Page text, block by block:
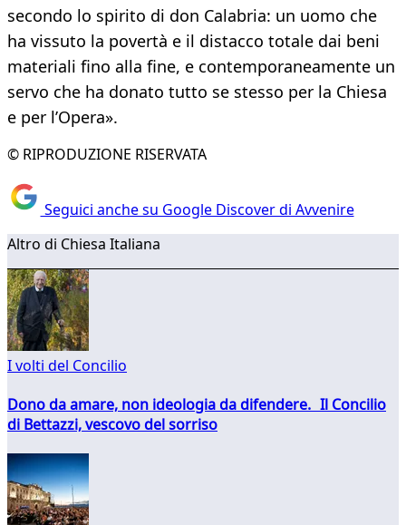
secondo lo spirito di don Calabria: un uomo che
ha vissuto la povertà e il distacco totale dai beni
materiali fino alla fine, e contemporaneamente un
servo che ha donato tutto se stesso per la Chiesa
e per l’Opera».
© RIPRODUZIONE RISERVATA
Seguici anche su Google Discover di Avvenire
Altro di Chiesa Italiana
I volti del Concilio
Dono da amare, non ideologia da difendere. Il Concilio
di Bettazzi, vescovo del sorriso